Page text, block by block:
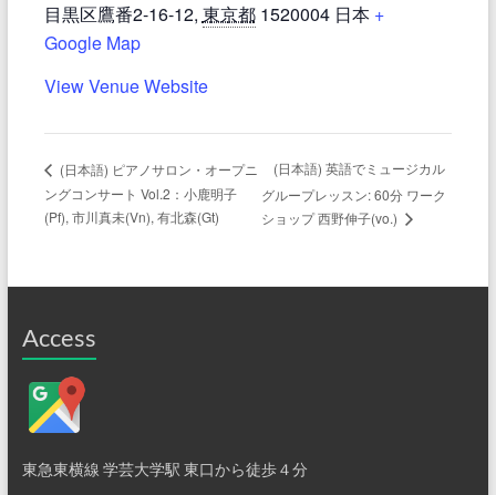
目黒区鷹番2-16-12, 東京都 1520004 日本 +
Google Map
View Venue Website
(日本語) ピアノサロン・オープニ
ングコンサート Vol.2：小鹿明子
(Pf), 市川真未(Vn), 有北森(Gt)
(日本語) 英語でミュージカル
グループレッスン: 60分 ワーク
ショップ 西野伸子(vo.)
Access
東急東横線 学芸大学駅 東口から徒歩４分